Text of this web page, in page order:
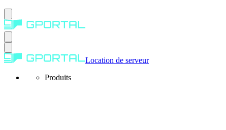
Location de serveur
Produits